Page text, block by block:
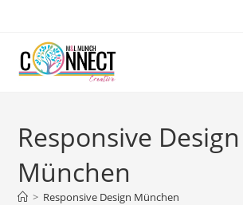
Responsive Design
München
> Responsive Design München